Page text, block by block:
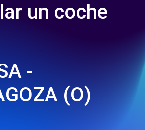
un coche
-
(O)